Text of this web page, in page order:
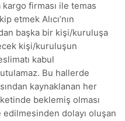
firması ile temas
etmek Alıcı’nın
başka bir kişi/kuruluşa
kişi/kuruluşun
kabul
Bu hallerde
kaynaklanan her
beklemiş olması
edilmesinden dolayı oluşan